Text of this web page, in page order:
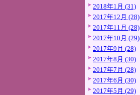
2018年1月 (31)
2017年12月 (28)
2017年11月 (28)
2017年10月 (29)
2017年9月 (28)
2017年8月 (30)
2017年7月 (28)
2017年6月 (30)
2017年5月 (29)